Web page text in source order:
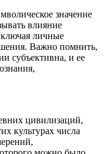
значение
влияние
личные
Важно помнить,
субъективна, и ее
цивилизаций,
культурах числа